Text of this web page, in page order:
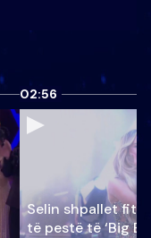
02:56
Selin shpallet
të pestë të ‘Big